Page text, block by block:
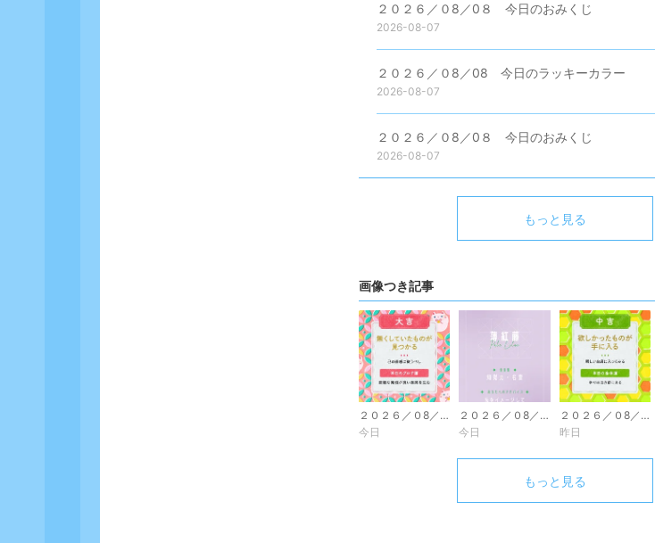
２０２６／０8／0８ 今日のおみくじ
2026-08-07
２０２６／０8／08 今日のラッキーカラー
2026-08-07
２０２６／０8／0８ 今日のおみくじ
2026-08-07
もっと見る
画像つき記事
２０２６／０8／0８ 今日のおみくじ
今日
２０２６／０8／08 今日のラッキーカラー
今日
２０２６／０8／0７ 今日のおみくじ
昨日
もっと見る